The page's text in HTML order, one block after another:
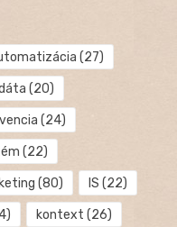
(27)
(20)
(24)
(22)
(80) IS (22)
kontext (26)